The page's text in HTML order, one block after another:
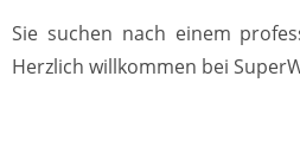
Sie suchen nach einem
Herzlich willkommen bei